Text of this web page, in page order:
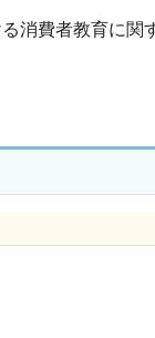
消費者教育に関